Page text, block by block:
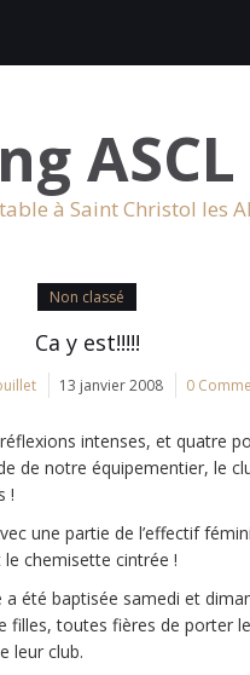
ASCL
à Saint Christol les
Non classé
Ca y est!!!!!
13 janvier 2008 0
intenses, et quatre
de notre équipementier, le
!
une partie de l’effectif
chemisette cintrée !
été baptisée samedi et
filles, toutes fières de porter
leur club.